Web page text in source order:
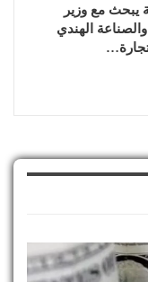
يبحث مع وزير
والصناعة الهندي